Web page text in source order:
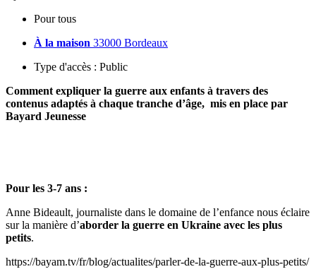
Pour tous
À la maison 33000 Bordeaux
Type d'accès : Public
Comment expliquer la guerre aux enfants à travers des
contenus adaptés à chaque tranche d’âge, mis en place par
Bayard Jeunesse
Pour les 3-7 ans :
Anne Bideault, journaliste dans le domaine de l’enfance nous éclaire
sur la manière d’aborder la guerre en Ukraine avec les plus
petits.
https://bayam.tv/fr/blog/actualites/parler-de-la-guerre-aux-plus-petits/